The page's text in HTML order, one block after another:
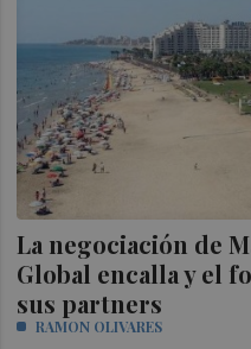
La negociación de
Global encalla y el
sus partners
RAMON OLIVARES